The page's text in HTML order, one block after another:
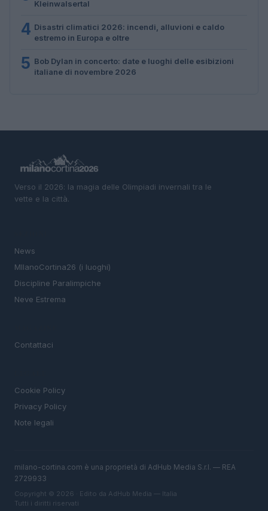
Kleinwalsertal
4 Disastri climatici 2026: incendi, alluvioni e caldo
estremo in Europa e oltre
5 Bob Dylan in concerto: date e luoghi delle esibizioni
italiane di novembre 2026
Verso il 2026: la magia delle Olimpiadi invernali tra le
vette e la città.
News
MIlanoCortina26 (i luoghi)
Discipline Paralimpiche
Neve Estrema
Contattaci
Cookie Policy
Privacy Policy
Note legali
milano-cortina.com è una proprietà di AdHub Media S.r.l. — REA
2729933
Copyright © 2026 · Edito da AdHub Media — Italia
Tutti i diritti riservati